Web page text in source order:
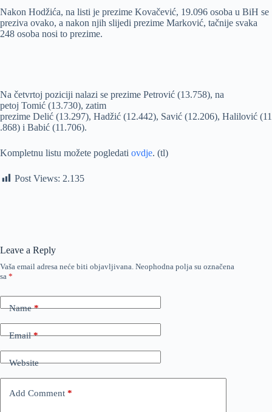
Nakon Hodžića, na listi je prezime Kovačević, 19.096 osoba u BiH se
preziva ovako, a nakon njih slijedi prezime Marković, tačnije svaka
248 osoba nosi to prezime.
Na četvrtoj poziciji nalazi se prezime Petrović (13.758), na
petoj Tomić (13.730), zatim
prezime Delić (13.297), Hadžić (12.442), Savić (12.206), Halilović (11
.868) i Babić (11.706).
Kompletnu listu možete pogledati ovdje. (tl)
Post Views: 2.135
Leave a Reply
Vaša email adresa neće biti objavljivana. Neophodna polja su označena
sa *
Name*
Email*
Website
Add Comment *